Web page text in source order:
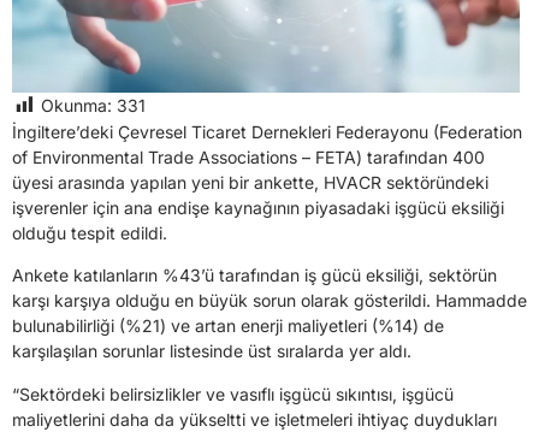
Okunma: 331
İngiltere’deki Çevresel Ticaret Dernekleri Federayonu (Federation
of Environmental Trade Associations – FETA) tarafından 400
üyesi arasında yapılan yeni bir ankette, HVACR sektöründeki
işverenler için ana endişe kaynağının piyasadaki işgücü eksiliği
olduğu tespit edildi.
Ankete katılanların %43’ü tarafından iş gücü eksiliği, sektörün
karşı karşıya olduğu en büyük sorun olarak gösterildi. Hammadde
bulunabilirliği (%21) ve artan enerji maliyetleri (%14) de
karşılaşılan sorunlar listesinde üst sıralarda yer aldı.
“Sektördeki belirsizlikler ve vasıflı işgücü sıkıntısı, işgücü
maliyetlerini daha da yükseltti ve işletmeleri ihtiyaç duydukları